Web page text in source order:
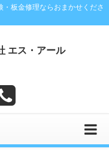
板金修理ならおまかせくださ
エス・アール